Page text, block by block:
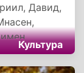
Давид,
жизнью и
угодников
Культура